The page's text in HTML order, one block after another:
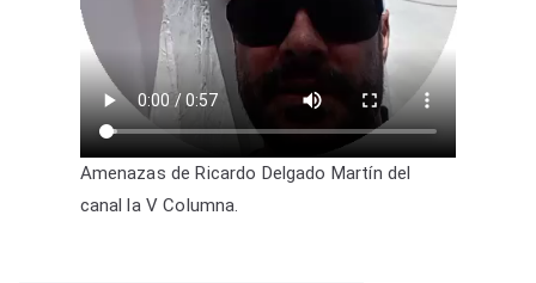
Amenazas de Ricardo Delgado Martín del
canal la V Columna.